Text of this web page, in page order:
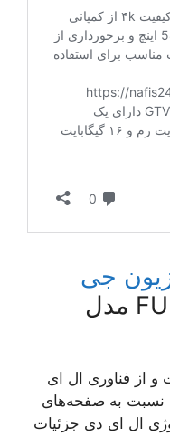
جی
50 اینچ FULL HD مدل
از فناوری ال ای
دی تولید شده است. فناوری LED نسبت به صفحه‌های
ال ای دی جزئیات